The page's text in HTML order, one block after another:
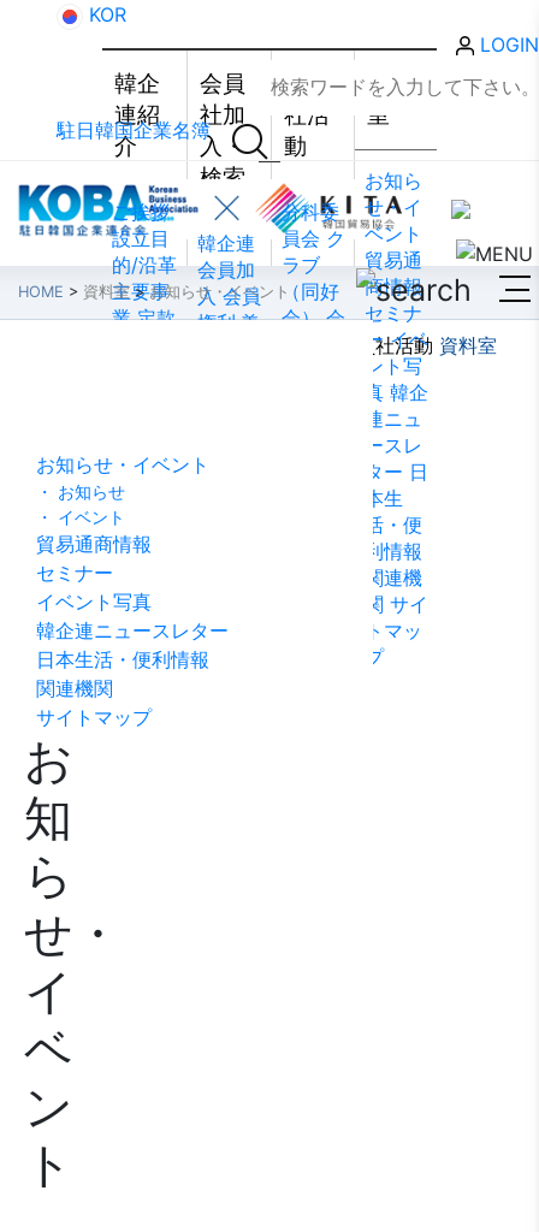
韓企
連紹
介
ご挨拶
設立目
的/沿革
主要事
業 定款
支部
ウ
ェブア
クセシ
ビリテ
会員
社加
入・
検索
韓企連
会員加
入 会員
権利·義
員社総
覧
会員
社活
動
分科委
員会 ク
ラブ
（同好
会） 会
資料
室
お知ら
せ・イ
ベント
貿易通
商情報
セミナ
ー イベ
ント写
真 韓企
連ニュ
ースレ
ター 日
本生
活・便
利情報
関連機
関 サイ
トマッ
プ
駐日韓国企業名簿
KOR
LOGIN
会員社活動 資料室
HOME > 資料室>お知らせ・イベント
お知らせ・イベント
・ お知らせ
・ イベント
貿易通商情報
セミナー
イベント写真
韓企連ニュースレター
日本生活・便利情報
関連機関
サイトマップ
お
知
ら
せ・
イ
ベ
ン
ト